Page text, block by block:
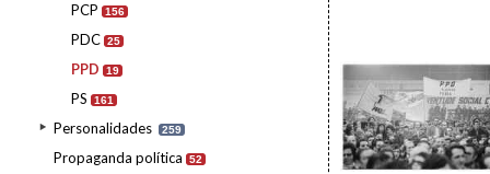
PCP 156
PDC 25
PPD 19
PS 161
Personalidades 259
Propaganda política 52